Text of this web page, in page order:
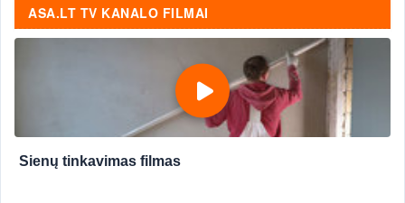
ASA.LT TV KANALO FILMAI
Sienų tinkavimas filmas